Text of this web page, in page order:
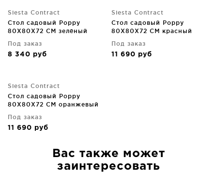
Siesta Contract
Стол садовый Poppy
80X80X72 CM зелёный
Под заказ
8 340 руб
Siesta Contract
Стол садовый Poppy
80X80X72 CM красный
Под заказ
11 690 руб
Siesta Contract
Стол садовый Poppy
80X80X72 CM оранжевый
Под заказ
11 690 руб
Вас также может
заинтересовать